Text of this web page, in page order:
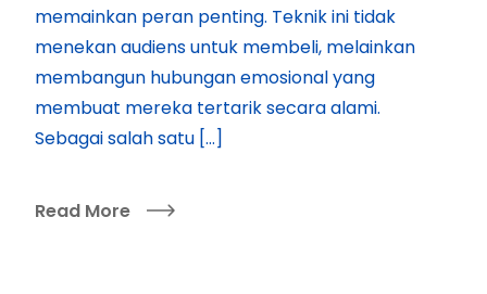
memainkan peran penting. Teknik ini tidak
menekan audiens untuk membeli, melainkan
membangun hubungan emosional yang
membuat mereka tertarik secara alami.
Sebagai salah satu […]
Read More